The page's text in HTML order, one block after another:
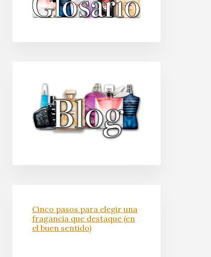
Cinco pasos para elegir una
fragancia que destaque (en
el buen sentido)